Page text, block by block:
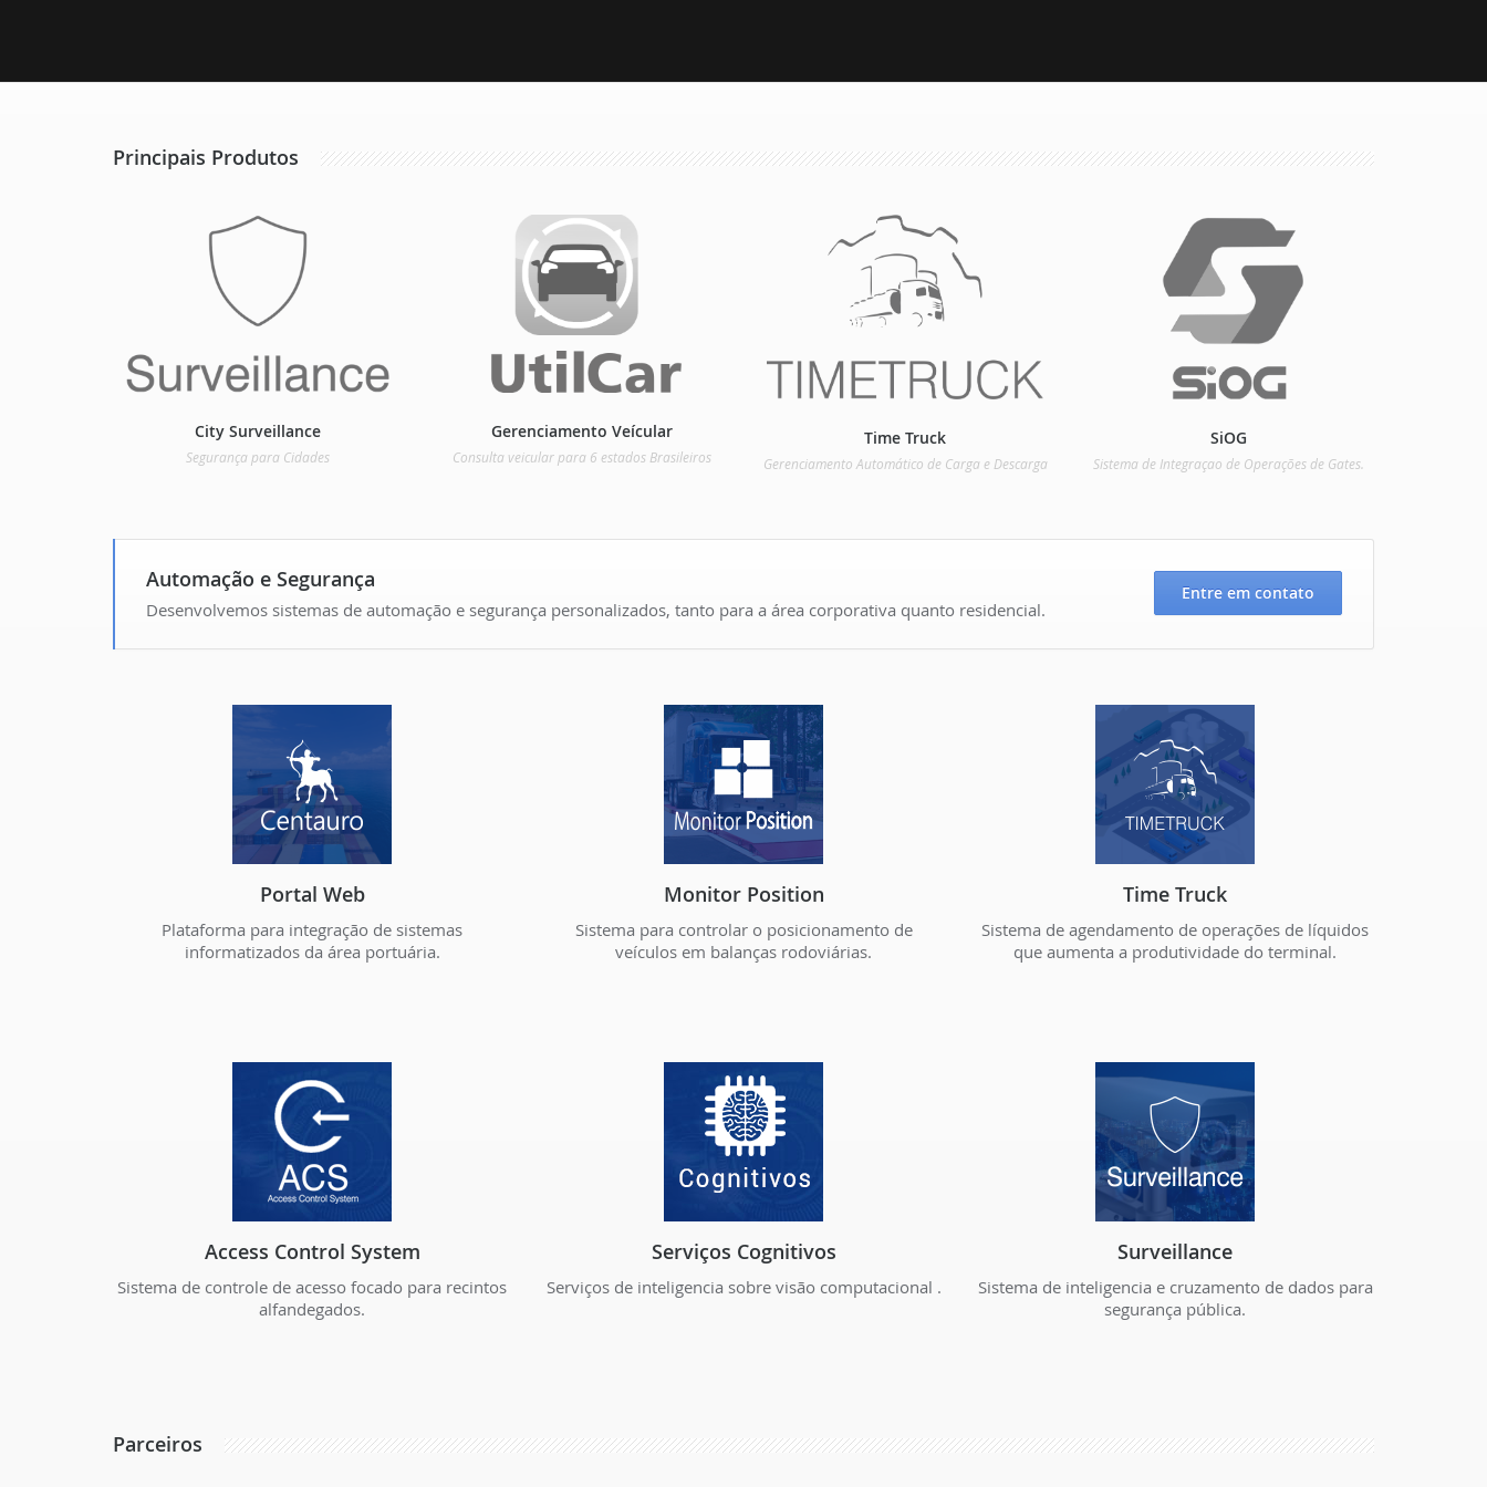
Principais Produtos
City Surveillance
Segurança para Cidades
Gerenciamento Veícular
Consulta veicular para 6 estados Brasileiros
Time Truck
Gerenciamento Automático de Carga e Descarga
SiOG
Sistema de Integraçao de Operações de Gates.
Entre em contato
Automação e Segurança
Desenvolvemos sistemas de automação e segurança personalizados, tanto para a área corporativa quanto residencial.
Portal Web
Plataforma para integração de sistemas
informatizados da área portuária.
Monitor Position
Sistema para controlar o posicionamento de
veículos em balanças rodoviárias.
Time Truck
Sistema de agendamento de operações de líquidos
que aumenta a produtividade do terminal.
Access Control System
Sistema de controle de acesso focado para recintos
alfandegados.
Serviços Cognitivos
Serviços de inteligencia sobre visão computacional .
Surveillance
Sistema de inteligencia e cruzamento de dados para
segurança pública.
Parceiros